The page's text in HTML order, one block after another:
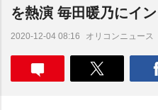
を熱演 毎田暖乃にイ
2020-12-04 08:16 オリコンニュース